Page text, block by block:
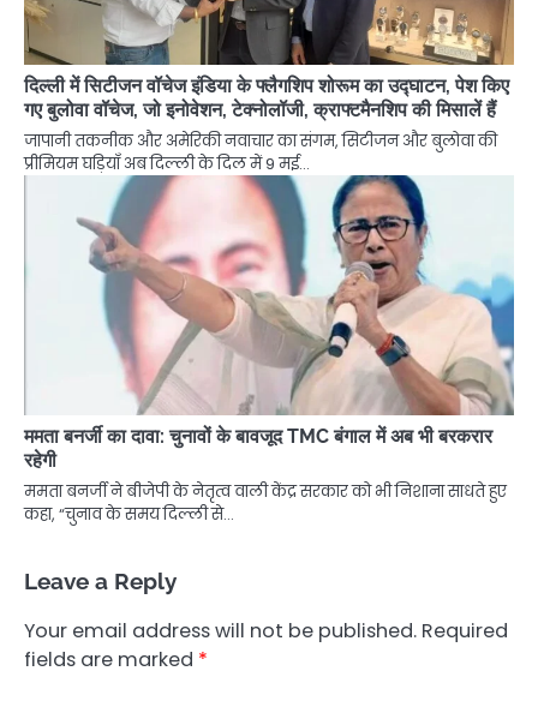
दिल्ली में सिटीजन वॉचेज इंडिया के फ्लैगशिप शोरूम का उद्घाटन, पेश किए
गए बुलोवा वॉचेज, जो इनोवेशन, टेक्नोलॉजी, क्राफ्टमैनशिप की मिसालें हैं
जापानी तकनीक और अमेरिकी नवाचार का संगम, सिटीजन और बुलोवा की
प्रीमियम घड़ियाँ अब दिल्ली के दिल में 9 मई…
ममता बनर्जी का दावा: चुनावों के बावजूद TMC बंगाल में अब भी बरकरार
रहेगी
ममता बनर्जी ने बीजेपी के नेतृत्व वाली केंद्र सरकार को भी निशाना साधते हुए
कहा, “चुनाव के समय दिल्ली से…
Leave a Reply
Your email address will not be published. Required
fields are marked *